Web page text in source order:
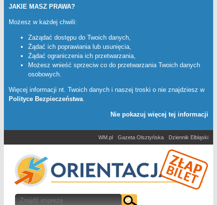
JAKIE MASZ PRAWA?
Możesz w każdej chwili:
Zażądać dostępu do Twoich danych,
Żądać ich poprawiania lub usunięcia,
Żądać ograniczenia ich przetwarzania,
Możesz wnieść sprzeciw co do przetwarzania Twoich danych
osobowych.
Więcej informacji nt. Twoich danych i naszej troski o nie znajdziesz w
Polityce Bezpieczeństwa.
Nie pokazuj więcej tej informacji
Dziennik Elbląski
Gazeta Olsztyńska
WM.pl